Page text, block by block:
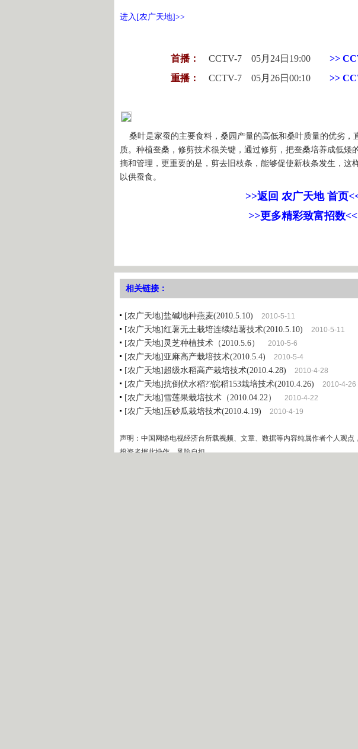
进入[农广天地]>>
首播： CCTV-7 05月24日19:00 >>
重播：
CCTV-7 05月26日00:10 >>
桑叶是家蚕的主要食料，桑园产量的高低和桑叶质量的优劣，
质。种植蚕桑，修剪技术很关键，通过修剪，把蚕桑培养成低矮
摘和管理，更重要的是，剪去旧枝条，能够促使新枝条发生，这
以供蚕食。
>>返回 农广天地 首页
>>更多精彩致富招数<<
相关链接：
[农广天地]盐碱地种燕麦(2010.5.10) 2010-5-11
[农广天地]红薯无土栽培连续结薯技术(2010.5.10) 2010-5-11
[农广天地]灵芝种植技术（2010.5.6） 2010-5-6
[农广天地]亚麻高产栽培技术(2010.5.4) 2010-5-4
[农广天地]超级水稻高产栽培技术(2010.4.28) 2010-4-28
[农广天地]抗倒伏水稻??皖稻153栽培技术(2010.4.26) 2010-4-26
[农广天地]雪莲果栽培技术（2010.04.22） 2010-4-22
[农广天地]压砂瓜栽培技术(2010.4.19) 2010-4-19
声明：中国网络电视经济台所载视频、文章、数据等内容纯属作者个人观点
投资者据此操作，风险自担。